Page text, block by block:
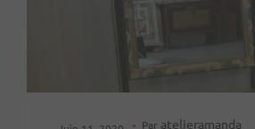
Par atelieramanda